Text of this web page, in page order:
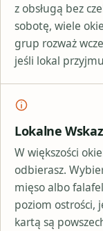
z obsługą bez
sobotę, wiele
grup rozważ
jeśli lokal
Lokalne
W większości
odbierasz.
mięso albo
poziom ostrości,
kartą są